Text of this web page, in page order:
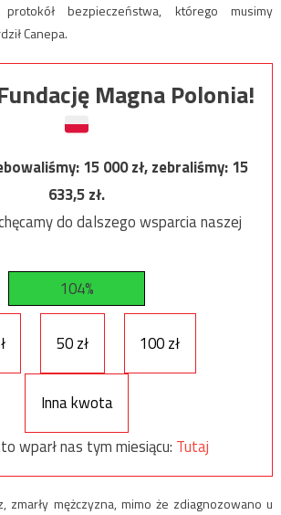
bezpieczeństwa, którego musimy
Canepa.
Magna Polonia!
15 000zł, zebraliśmy:15
633,5zł.
do dalszego wsparcia naszej
104%
50 zł 100 zł
Inna kwota
wparł nas tym miesiącu: Tutaj
zmarły mężczyzna, mimo że zdiagnozowano u